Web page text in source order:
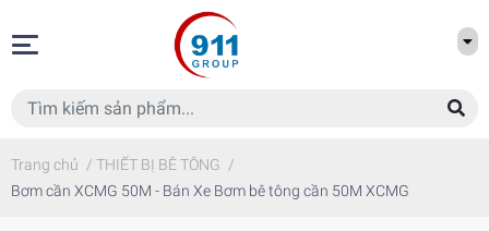
Trang chủ / THIẾT BỊ BÊ TÔNG /
Bơm cần XCMG 50M - Bán Xe Bơm bê tông cần 50M XCMG